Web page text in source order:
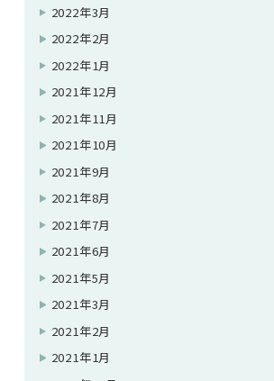
2022年3月
2022年2月
2022年1月
2021年12月
2021年11月
2021年10月
2021年9月
2021年8月
2021年7月
2021年6月
2021年5月
2021年3月
2021年2月
2021年1月